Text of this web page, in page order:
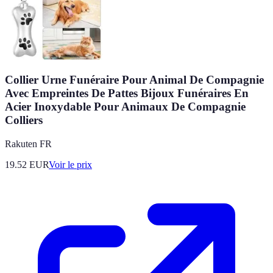
Collier Urne Funéraire Pour Animal De Compagnie
Avec Empreintes De Pattes Bijoux Funéraires En
Acier Inoxydable Pour Animaux De Compagnie
Colliers
Rakuten FR
19.52 EURVoir le prix